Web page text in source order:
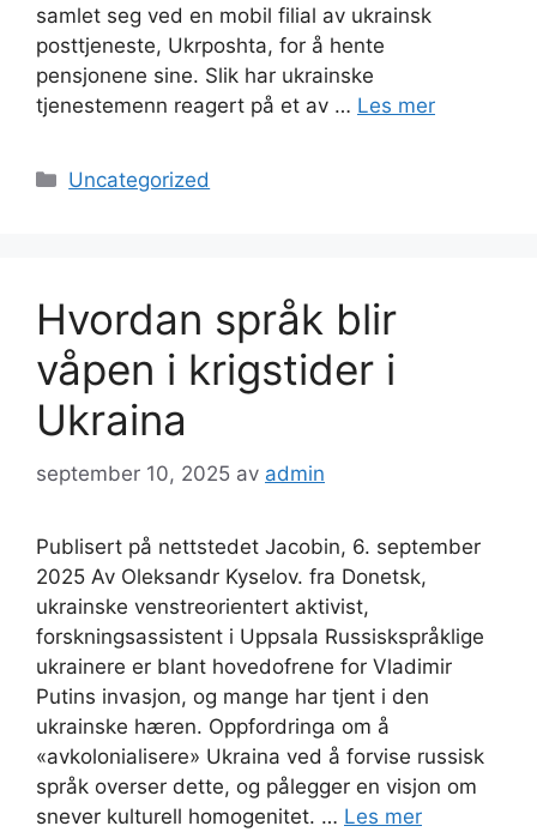
samlet seg ved en mobil filial av ukrainsk
posttjeneste, Ukrposhta, for å hente
pensjonene sine. Slik har ukrainske
tjenestemenn reagert på et av … Les mer
Kategorier
Uncategorized
Hvordan språk blir
våpen i krigstider i
Ukraina
september 10, 2025 av admin
Publisert på nettstedet Jacobin, 6. september
2025 Av Oleksandr Kyselov. fra Donetsk,
ukrainske venstreorientert aktivist,
forskningsassistent i Uppsala Russiskspråklige
ukrainere er blant hovedofrene for Vladimir
Putins invasjon, og mange har tjent i den
ukrainske hæren. Oppfordringa om å
«avkolonialisere» Ukraina ved å forvise russisk
språk overser dette, og pålegger en visjon om
snever kulturell homogenitet. … Les mer